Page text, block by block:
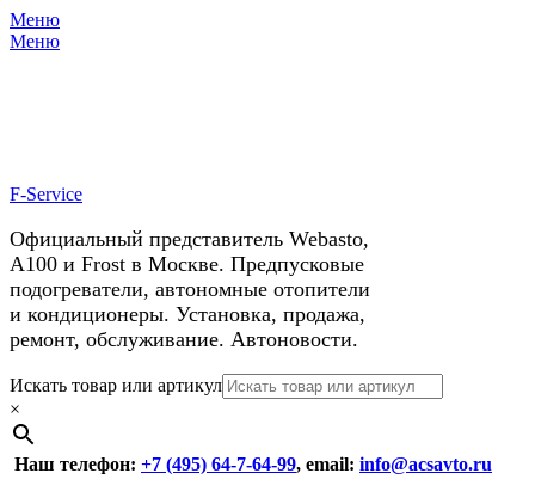
Меню
Меню
F-Service
Официальный представитель Webasto,
А100 и Frost в Москве. Предпусковые
подогреватели, автономные отопители
и кондиционеры. Установка, продажа,
ремонт, обслуживание. Автоновости.
Header
Right
Menu
Перейти
к
содержимому
Искать товар или артикул
×
Наш телефон: +7 (495) 64-7-64-99, email: info@acsavto.ru
У нас космические скидки на